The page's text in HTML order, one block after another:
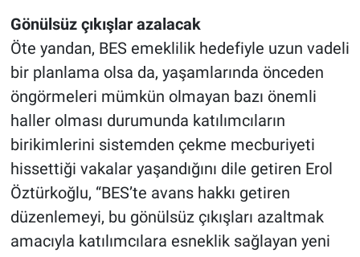
Gönülsüz çıkışlar azalacak
Öte yandan, BES emeklilik hedefiyle uzun vadeli
bir planlama olsa da, yaşamlarında önceden
öngörmeleri mümkün olmayan bazı önemli
haller olması durumunda katılımcıların
birikimlerini sistemden çekme mecburiyeti
hissettiği vakalar yaşandığını dile getiren Erol
Öztürkoğlu, “BES’te avans hakkı getiren
düzenlemeyi, bu gönülsüz çıkışları azaltmak
amacıyla katılımcılara esneklik sağlayan yeni